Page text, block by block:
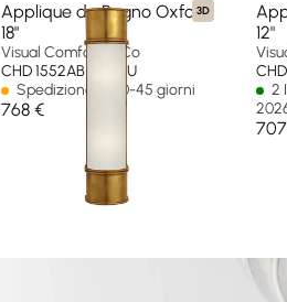
3D
Applique da Bagno Oxford
18"
Visual Comfort & Co
CHD 1552AB-FG-EU
Spedizione in 30-45 giorni
768 €
12"
2